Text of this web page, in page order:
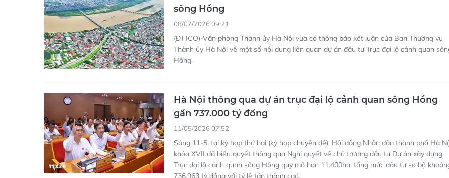
Thành ủy Hà Nội về một số nội dung liên quan dự án đầu tư Trục đại lộ cảnh quan
Hồng.
Hà Nội thông qua dự án trục đại lộ cảnh quan sông Hồng
11/05/2026 07:52
Sáng 11-5, tại kỳ họp thứ hai (kỳ họp chuyên đề), Hội đồng Nhân dân thành phố Hà
khóa XVII đã biểu quyết thông qua Nghị quyết về chủ trương đầu tư Dự án xây dựng
Trục đại lộ cảnh quan sông Hồng quy mô hơn 11.400ha, tổng mức đầu tư sơ bộ
736.963 tỷ đồng với tỷ lệ tán thành cao.
Tạm dừng cấp phép xây dựng trong khu vực Trục đại lộ